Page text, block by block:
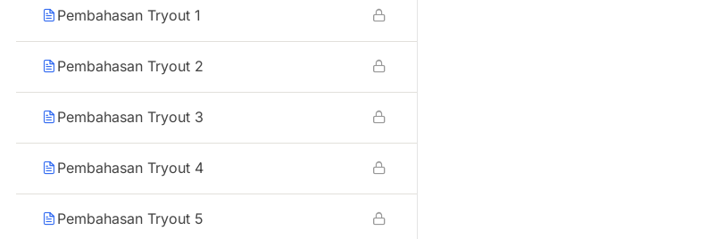
Pembahasan Tryout 1
Pembahasan Tryout 2
Pembahasan Tryout 3
Pembahasan Tryout 4
Pembahasan Tryout 5